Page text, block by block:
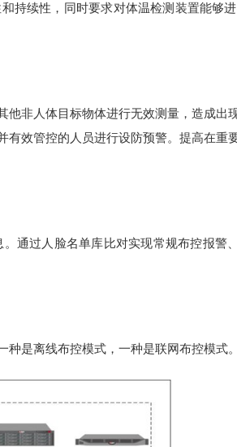
持续性，同时要求对体温检测装置能够
非人体目标物体进行无效测量，造成出
效管控的人员进行设防预警。提高在重
通过人脸名单库比对实现常规布控报警
是离线布控模式，一种是联网布控模式。